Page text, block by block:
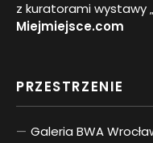
z kuratorami wystawy
Miejmiejsce.com
PRZESTRZENIE
Galeria BWA